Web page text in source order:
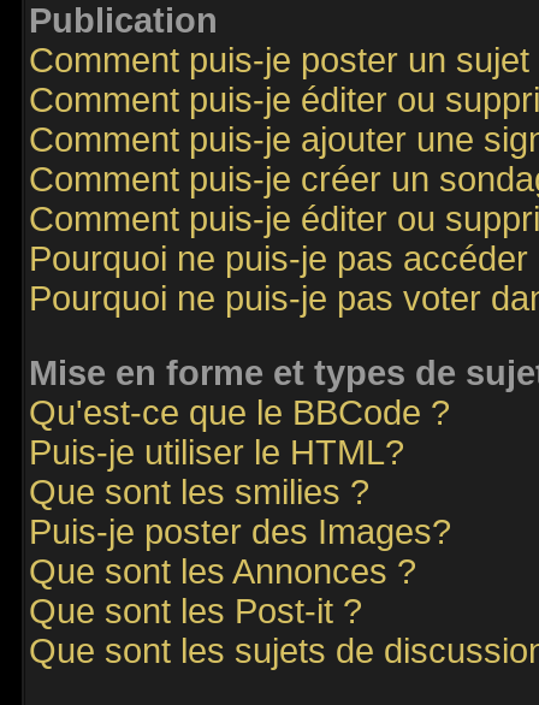
Publication
Comment puis-je poster un
Comment puis-je éditer ou
Comment puis-je ajouter une
Comment puis-je créer un
Comment puis-je éditer ou
Pourquoi ne puis-je pas
Pourquoi ne puis-je pas voter
Mise en forme et types de
Qu'est-ce que le BBCode ?
Puis-je utiliser le HTML?
Que sont les smilies ?
Puis-je poster des Images?
Que sont les Annonces ?
Que sont les Post-it ?
Que sont les sujets de